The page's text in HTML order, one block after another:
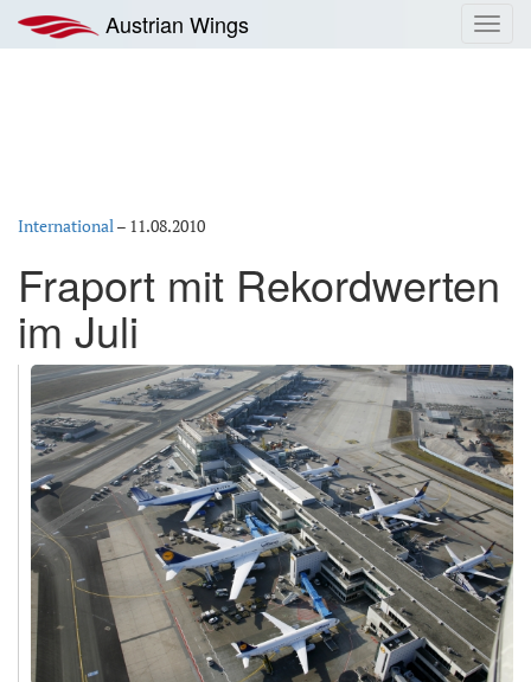
Inhalt
springen
Austrian Wings
International– 11.08.2010
Fraport mit Rekordwerten
im Juli